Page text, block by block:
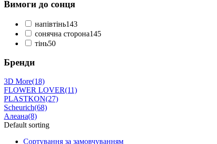
Вимоги до сонця
напівтінь143
сонячна сторона145
тінь50
Бренди
3D More(18)
FLOWER LOVER(11)
PLASTKON(27)
Scheurich(68)
Алеана(8)
Default sorting
Сортування за замовчуванням